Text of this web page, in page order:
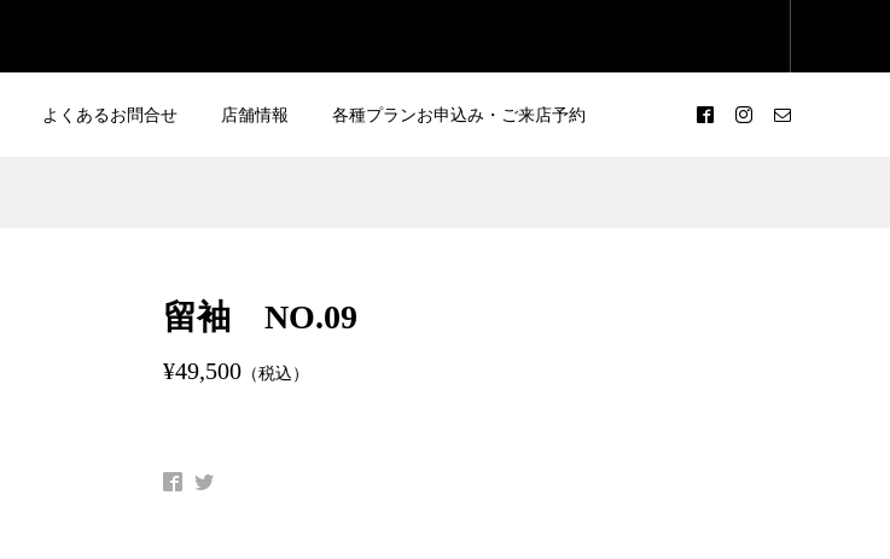
よくあるお問合せ 店舗情報 各種プランお申込み・ご来店予約
¥22,000 （税込）
¥27,500 （税込）
留袖 NO.09
¥49,500 （税込）